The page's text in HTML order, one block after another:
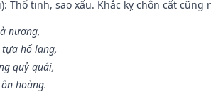
Thổ tinh, sao xấu. Khắc kỵ chôn cất
nương,
hổ lang,
quỷ quái,
hoàng.